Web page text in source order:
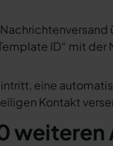
ID“ mit
eine
Kontakt
weiteren